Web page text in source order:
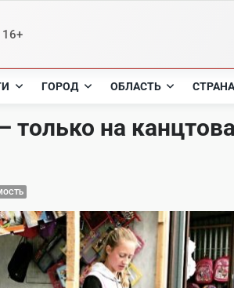
16+
ГОРОД ОБЛАСТЬ СТРАНА
только на